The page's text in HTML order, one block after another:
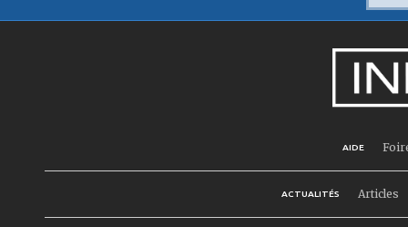
AIDE
ACTUALITÉS Articles